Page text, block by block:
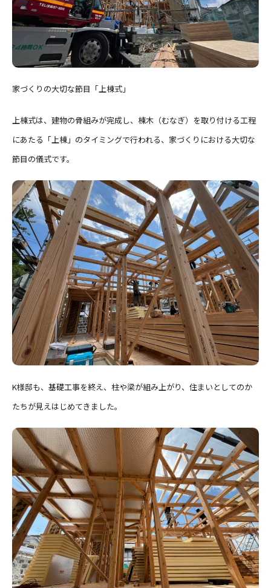
家づくりの大切な節目「上棟式」
上棟式は、建物の骨組みが完成し、棟木（むなぎ）を取り付ける工程
にあたる「上棟」のタイミングで行われる、家づくりにおける大切な
節目の儀式です。
K様邸も、基礎工事を終え、柱や梁が組み上がり、住まいとしてのか
たちが見えはじめてきました。